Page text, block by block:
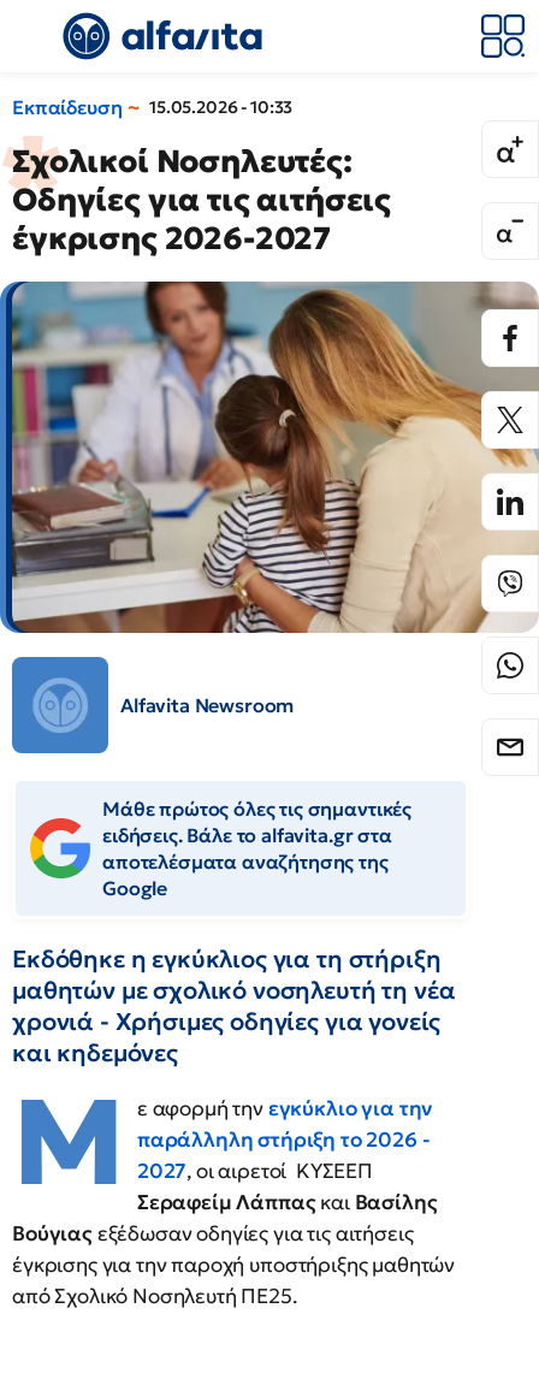
Εκπαίδευση 15.05.2026 - 10:33
Σχολικοί Νοσηλευτές:
Οδηγίες για τις αιτήσεις
έγκρισης 2026-2027
Alfavita Newsroom
Μάθε πρώτος όλες τις σημαντικές
ειδήσεις. Βάλε το alfavita.gr στα
αποτελέσματα αναζήτησης της
Google
Εκδόθηκε η εγκύκλιος για τη στήριξη
μαθητών με σχολικό νοσηλευτή τη νέα
χρονιά - Χρήσιμες οδηγίες για γονείς
και κηδεμόνες
Μ ε αφορμή τηνεγκύκλιο για την
παράλληλη στήριξη το 2026 -
2027, οι αιρετοί ΚΥΣΕΕΠ
Σεραφείμ Λάππαςκαι Βασίλης
Βούγιαςεξέδωσαν οδηγίες για τις αιτήσεις
έγκρισης για την παροχή υποστήριξης μαθητών
από Σχολικό Νοσηλευτή ΠΕ25.